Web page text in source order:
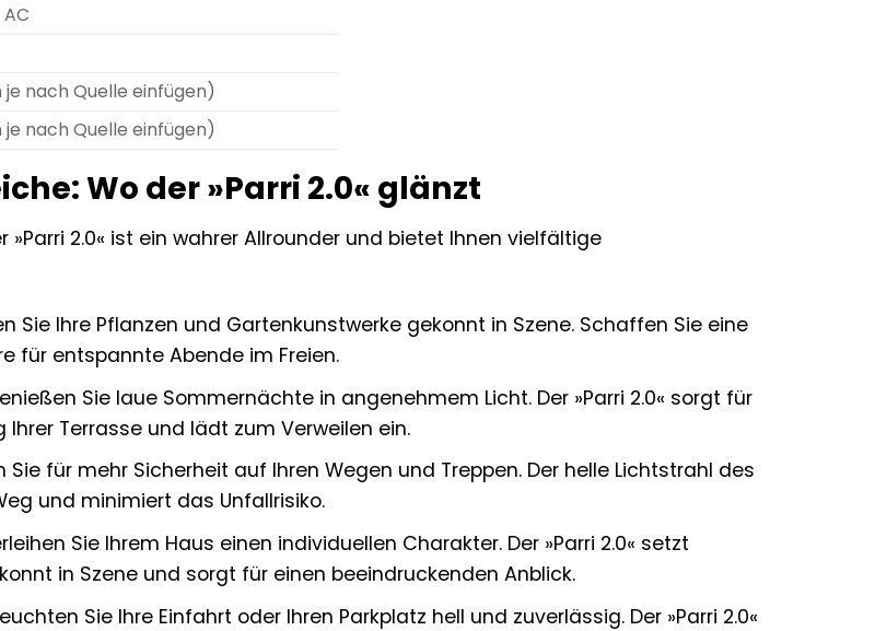
nach Quelle einfügen)
nach Quelle einfügen)
Wo der »Parri 2.0« glänzt
»Parri 2.0« ist ein wahrer Allrounder und bietet Ihnen vielfältige
Sie Ihre Pflanzen und Gartenkunstwerke gekonnt in Szene. Schaffen Sie eine
für entspannte Abende im Freien.
Sie laue Sommernächte in angenehmem Licht. Der »Parri 2.0« sorgt für
Terrasse und lädt zum Verweilen ein.
Sie für mehr Sicherheit auf Ihren Wegen und Treppen. Der helle Lichtstrahl des
und minimiert das Unfallrisiko.
Sie Ihrem Haus einen individuellen Charakter. Der »Parri 2.0« setzt
in Szene und sorgt für einen beeindruckenden Anblick.
Sie Ihre Einfahrt oder Ihren Parkplatz hell und zuverlässig. Der »Parri 2.0«